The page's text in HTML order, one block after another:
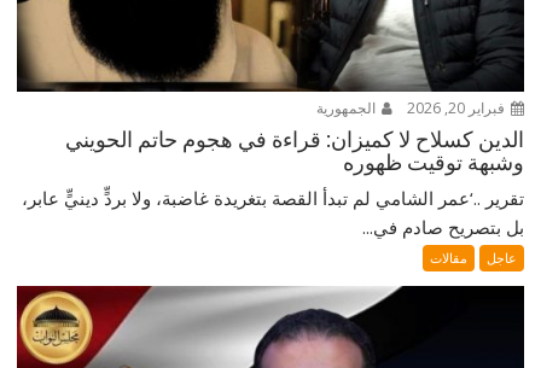
فبراير 20, 2026 الجمهورية
الدين كسلاح لا كميزان: قراءة في هجوم حاتم الحويني
وشبهة توقيت ظهوره
تقرير ..‘عمر الشامي لم تبدأ القصة بتغريدة غاضبة، ولا بردٍّ دينيٍّ عابر،
بل بتصريح صادم في...
عاجل مقالات